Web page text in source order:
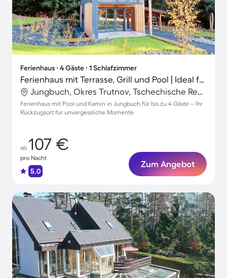
Ferienhaus ∙ 4 Gäste ∙ 1 Schlafzimmer
Ferienhaus mit Terrasse, Grill und Pool | Ideal für Homeoffice
Jungbuch, Okres Trutnov, Tschechische Republik
Ferienhaus mit Pool und Kamin in Jungbuch für bis zu 4 Gäste – Ihr
Rückzugsort für unvergessliche Momente
ab 107 €
pro Nacht
5.0
Zum Angebot